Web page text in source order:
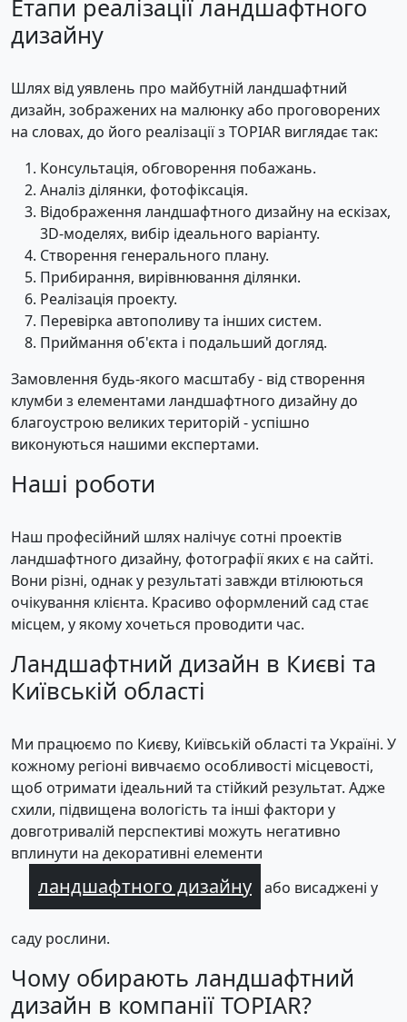
Етапи реалізації ландшафтного
дизайну
Шлях від уявлень про майбутній ландшафтний
дизайн, зображених на малюнку або проговорених
на словах, до його реалізації з TOPIAR виглядає так:
Консультація, обговорення побажань.
Аналіз ділянки, фотофіксація.
Відображення ландшафтного дизайну на ескізах,
3D-моделях, вибір ідеального варіанту.
Створення генерального плану.
Прибирання, вирівнювання ділянки.
Реалізація проекту.
Перевірка автополиву та інших систем.
Приймання об'єкта і подальший догляд.
Замовлення будь-якого масштабу - від створення
клумби з елементами ландшафтного дизайну до
благоустрою великих територій - успішно
виконуються нашими експертами.
Наші роботи
Наш професійний шлях налічує сотні проектів
ландшафтного дизайну, фотографії яких є на сайті.
Вони різні, однак у результаті завжди втілюються
очікування клієнта. Красиво оформлений сад стає
місцем, у якому хочеться проводити час.
Ландшафтний дизайн в Києві та
Київській області
Ми працюємо по Києву, Київській області та Україні. У
кожному регіоні вивчаємо особливості місцевості,
щоб отримати ідеальний та стійкий результат. Адже
схили, підвищена вологість та інші фактори у
довготривалій перспективі можуть негативно
вплинути на декоративні елементи
ландшафтного дизайну або висаджені у
саду рослини.
Чому обирають ландшафтний
дизайн в компанії TOPIAR?